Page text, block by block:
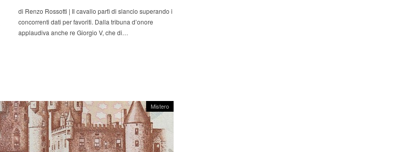
di Renzo Rossotti | Il cavallo partì di slancio superando i
concorrenti dati per favoriti. Dalla tribuna d’onore
applaudiva anche re Giorgio V, che di…
Mistero